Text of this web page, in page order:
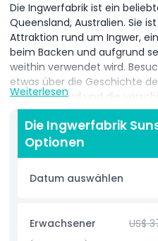
Die Ingwerfabrik ist ein
Queensland, Australien. Sie
Attraktion rund um Ingwer,
beim Backen und aufgrund
weithin verwendet wird.
etwas über die Geschichte
angebaut wird und die
in Lebensmitteln und
Ingwerfabrik ist ein
unterhaltsame Aktivitäten
Australiens und ein
natürlicher Produkte
geführte Touren, bei denen
Weiterlesen
Die Ingwerfabrik
Optionen
Datum auswählen
Erwachsener US$